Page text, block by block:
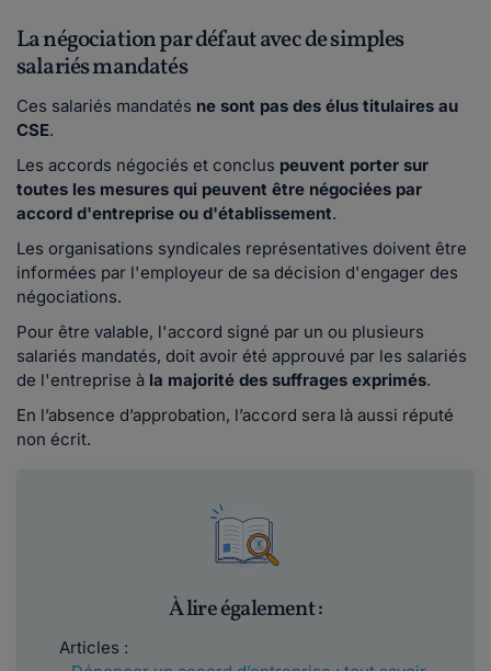
La négociation par défaut avec de simples
salariés mandatés
Ces salariés mandatés ne sont pas des élus titulaires au
CSE.
Les accords négociés et conclus peuvent porter sur
toutes les mesures qui peuvent être négociées par
accord d'entreprise ou d'établissement.
Les organisations syndicales représentatives doivent être
informées par l'employeur de sa décision d'engager des
négociations.
Pour être valable, l'accord signé par un ou plusieurs
salariés mandatés, doit avoir été approuvé par les salariés
de l'entreprise à la majorité des suffrages exprimés.
En l’absence d’approbation, l’accord sera là aussi réputé
non écrit.
À lire également :
Articles :